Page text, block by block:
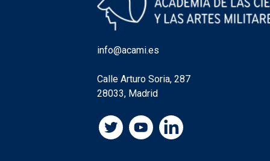
info@acami.es
Calle Arturo Soria, 287
28033, Madrid